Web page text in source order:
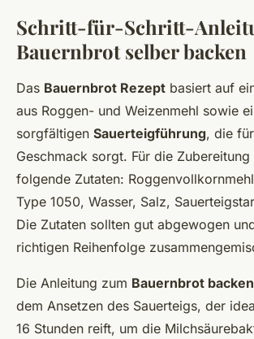
Schritt-für-Schritt-
Bauernbrot selber backen
Das Bauernbrot Rezept basiert auf
aus Roggen- und Weizenmehl sowie
sorgfältigen Sauerteigführung, die
Geschmack sorgt. Für die
folgende Zutaten:
Type 1050, Wasser, Salz,
Die Zutaten sollten gut abgewogen
richtigen Reihenfolge
Die Anleitung zum Bauernbrot backen
dem Ansetzen des Sauerteigs, der
16 Stunden reift, um die